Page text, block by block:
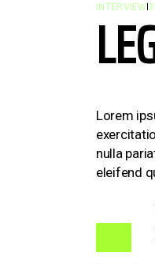
INTERVIEW
Lorem
nulla
eleifend